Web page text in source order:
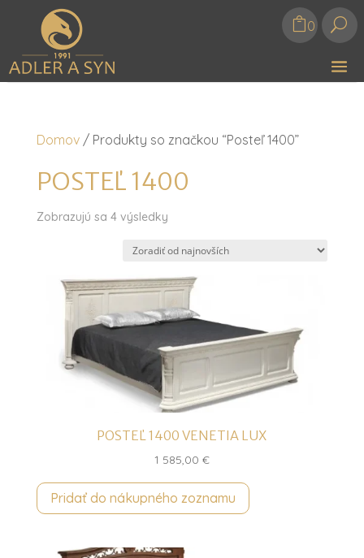
0 U
Domov/ Produkty so značkou “Posteľ 1400”
POSTEĽ 1400
Zobrazujú sa 4 výsledkyZoradené
najnovších
POSTEĽ 1400 VENETIA LUX
1 585,00 €
Pridať do nákupného zoznamu